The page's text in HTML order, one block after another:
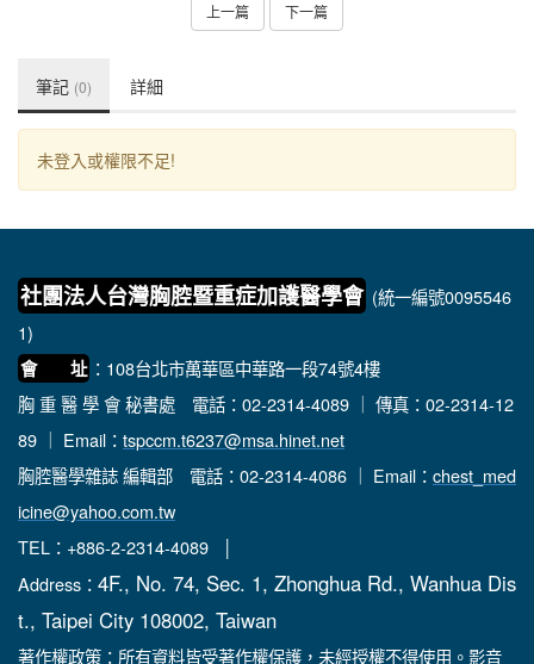
上一篇 下一篇
筆記 (0) 詳細
未登入或權限不足!
社團法人台灣胸腔暨重症加護醫學會 (統一編號0095546
1)
會 址 ：108台北市萬華區中華路一段74號4樓
胸 重 醫 學 會 秘書處 電話：02-2314-4089 ｜ 傳真：02-2314-12
89 ｜ Email： tspccm.t6237@msa.hinet.net
胸腔醫學雜誌 編輯部 電話：02-2314-4086 ｜ Email： chest_med
icine@yahoo.com.tw
TEL：+886-2-2314-4089 │
Address： 4F., No. 74, Sec. 1, Zhonghua Rd., Wanhua Dis
t., Taipei City 108002, Taiwan
著作權政策：所有資料皆受著作權保護，未經授權不得使用。影音